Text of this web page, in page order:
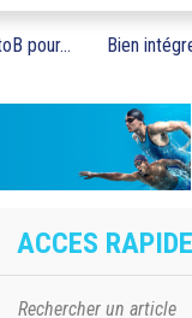
pour... Bien
ACCES RAPIDE